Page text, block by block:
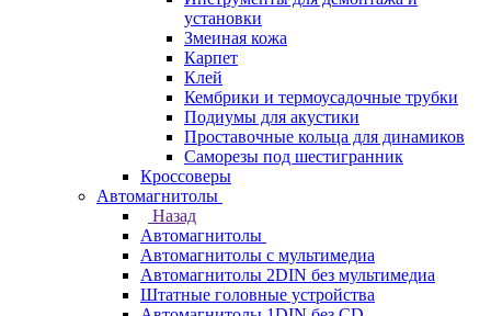
установки
Змеиная кожа
Карпет
Клей
Кембрики и термоусадочные трубки
Подиумы для акустики
Проставочные кольца для динамиков
Саморезы под шестигранник
Кроссоверы
Автомагнитолы
Назад
Автомагнитолы
Автомагнитолы с мультимедиа
Автомагнитолы 2DIN без мультимедиа
Штатные головные устройства